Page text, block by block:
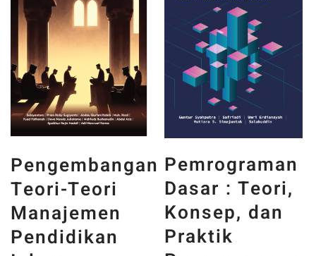
Pemrograman
Dasar : Teori,
Konsep, dan
Praktik
DAN WAJAH
INDONESIA :
MEMORI,